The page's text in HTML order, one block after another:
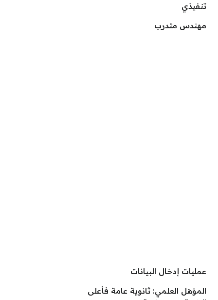
تنفيذي
مهندس متدرب
عمليات إدخال البيانات
المؤهل العلمي: ثانوية عامة فأعلى